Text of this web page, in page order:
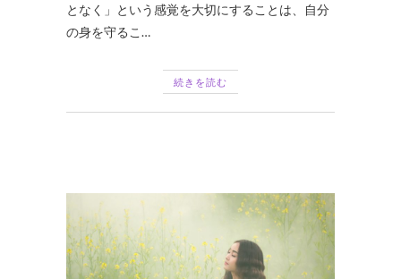
となく」という感覚を大切にすることは、自分
の身を守るこ…
続きを読む